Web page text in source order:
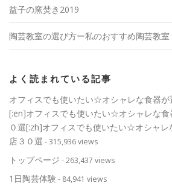
益子の窯焚き2019
陶芸教室の選び方ー私のおすすめ陶芸教室
よく読まれている記事
オフィスでも使いたい☆オシャレな食器が
[:en]オフィスでも使いたい☆オシャレな食
０選[:zh]オフィスでも使いたい☆オシャレ
店３０選 - 315,936 views
トップページ - 263,437 views
1日陶芸体験 - 84,941 views